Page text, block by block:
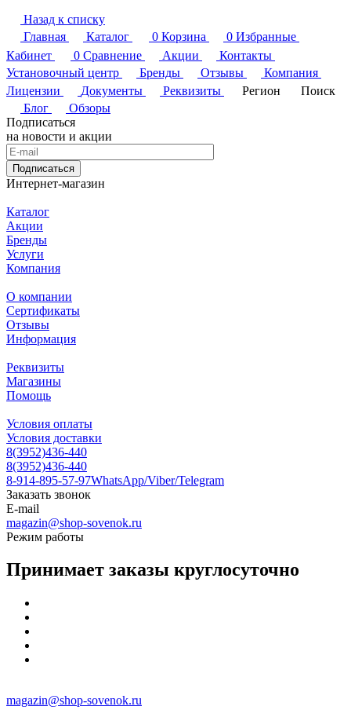
Назад к списку
Главная
Каталог 0 Корзина 0 Избранные
Кабинет
0 Сравнение Акции
Контакты
Установочный центр
Бренды Отзывы
Компания
Лицензии
Документы Реквизиты Регион
Поиск
Блог
Обзоры
Подписаться
на новости и акции
Подписаться
Интернет-магазин
Каталог
Акции
Бренды
Услуги
Компания
О компании
Сертификаты
Отзывы
Информация
Реквизиты
Магазины
Помощь
Условия оплаты
Условия доставки
8(3952)436-440
8(3952)436-440
8-914-895-57-97WhatsApp/Viber/Telegram
Заказать звонок
E-mail
magazin@shop-sovenok.ru
Режим работы
Принимает заказы круглосуточно
magazin@shop-sovenok.ru